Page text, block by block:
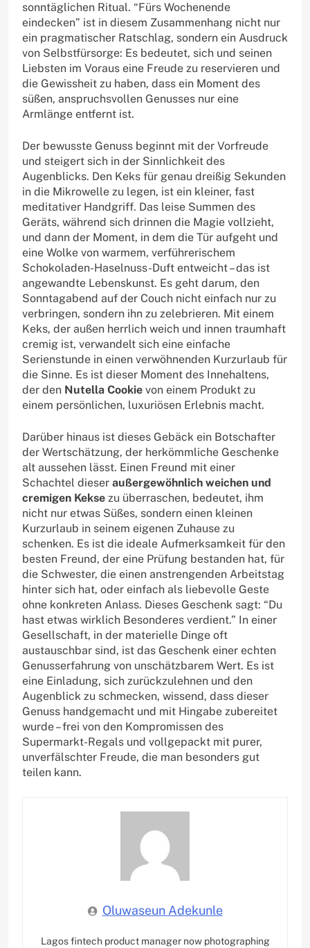
sonntäglichen Ritual. “Fürs Wochenende
eindecken” ist in diesem Zusammenhang nicht nur
ein pragmatischer Ratschlag, sondern ein Ausdruck
von Selbstfürsorge: Es bedeutet, sich und seinen
Liebsten im Voraus eine Freude zu reservieren und
die Gewissheit zu haben, dass ein Moment des
süßen, anspruchsvollen Genusses nur eine
Armlänge entfernt ist.
Der bewusste Genuss beginnt mit der Vorfreude
und steigert sich in der Sinnlichkeit des
Augenblicks. Den Keks für genau dreißig Sekunden
in die Mikrowelle zu legen, ist ein kleiner, fast
meditativer Handgriff. Das leise Summen des
Geräts, während sich drinnen die Magie vollzieht,
und dann der Moment, in dem die Tür aufgeht und
eine Wolke von warmem, verführerischem
Schokoladen-Haselnuss-Duft entweicht – das ist
angewandte Lebenskunst. Es geht darum, den
Sonntagabend auf der Couch nicht einfach nur zu
verbringen, sondern ihn zu zelebrieren. Mit einem
Keks, der außen herrlich weich und innen traumhaft
cremig ist, verwandelt sich eine einfache
Serienstunde in einen verwöhnenden Kurzurlaub für
die Sinne. Es ist dieser Moment des Innehaltens,
der den Nutella Cookie von einem Produkt zu
einem persönlichen, luxuriösen Erlebnis macht.
Darüber hinaus ist dieses Gebäck ein Botschafter
der Wertschätzung, der herkömmliche Geschenke
alt aussehen lässt. Einen Freund mit einer
Schachtel dieser außergewöhnlich weichen und
cremigen Kekse zu überraschen, bedeutet, ihm
nicht nur etwas Süßes, sondern einen kleinen
Kurzurlaub in seinem eigenen Zuhause zu
schenken. Es ist die ideale Aufmerksamkeit für den
besten Freund, der eine Prüfung bestanden hat, für
die Schwester, die einen anstrengenden Arbeitstag
hinter sich hat, oder einfach als liebevolle Geste
ohne konkreten Anlass. Dieses Geschenk sagt: “Du
hast etwas wirklich Besonderes verdient.” In einer
Gesellschaft, in der materielle Dinge oft
austauschbar sind, ist das Geschenk einer echten
Genusserfahrung von unschätzbarem Wert. Es ist
eine Einladung, sich zurückzulehnen und den
Augenblick zu schmecken, wissend, dass dieser
Genuss handgemacht und mit Hingabe zubereitet
wurde – frei von den Kompromissen des
Supermarkt-Regals und vollgepackt mit purer,
unverfälschter Freude, die man besonders gut
teilen kann.
Oluwaseun Adekunle
Lagos fintech product manager now photographing